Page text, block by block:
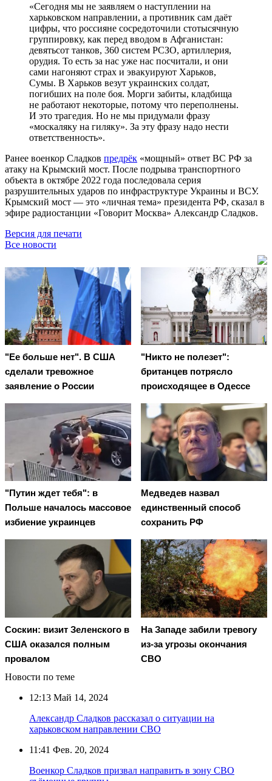
«Сегодня мы не заявляем о наступлении на
харьковском направлении, а противник сам даёт
цифры, что россияне сосредоточили стотысячную
группировку, как перед вводом в Афганистан:
девятьсот танков, 360 систем РСЗО, артиллерия,
орудия. То есть за нас уже нас посчитали, и они
сами нагоняют страх и эвакуируют Харьков,
Сумы. В Харьков везут украинских солдат,
погибших на поле боя. Морги забиты, кладбища
не работают некоторые, потому что переполнены.
И это трагедия. Но не мы придумали фразу
«москаляку на гиляку». За эту фразу надо нести
ответственность».
Ранее военкор Сладков предрёк «мощный» ответ ВС РФ за
атаку на Крымский мост. После подрыва транспортного
объекта в октябре 2022 года последовала серия
разрушительных ударов по инфраструктуре Украины и ВСУ.
Крымский мост — это «личная тема» президента РФ, сказал в
эфире радиостанции «Говорит Москва» Александр Сладков.
Версия для печати
Все новости
"Ее больше нет". В США
сделали тревожное
заявление о России
"Никто не полезет":
британцев потрясло
происходящее в Одессе
"Путин ждет тебя": в
Польше началось массовое
избиение украинцев
Медведев назвал
единственный способ
сохранить РФ
Соскин: визит Зеленского в
США оказался полным
провалом
На Западе забили тревогу
из-за угрозы окончания
СВО
Новости по теме
12:13 Май 14, 2024
Александр Сладков рассказал о ситуации на
харьковском направлении СВО
11:41 Фев. 20, 2024
Военкор Сладков призвал направить в зону СВО